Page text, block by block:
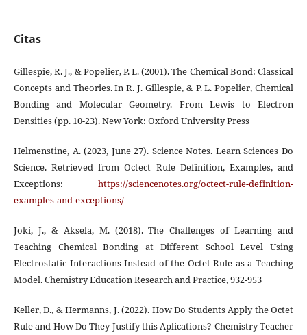
Citas
Gillespie, R. J., & Popelier, P. L. (2001). The Chemical Bond: Classical
Concepts and Theories. In R. J. Gillespie, & P. L. Popelier, Chemical
Bonding and Molecular Geometry. From Lewis to Electron
Densities (pp. 10-23). New York: Oxford University Press
Helmenstine, A. (2023, June 27). Science Notes. Learn Sciences Do
Science. Retrieved from Octect Rule Definition, Examples, and
Exceptions:https://sciencenotes.org/octect-rule-definition-
examples-and-exceptions/
Joki, J., & Aksela, M. (2018). The Challenges of Learning and
Teaching Chemical Bonding at Different School Level Using
Electrostatic Interactions Instead of the Octet Rule as a Teaching
Model. Chemistry Education Research and Practice, 932-953
Keller, D., & Hermanns, J. (2022). How Do Students Apply the Octet
Rule and How Do They Justify this Aplications? Chemistry Teacher